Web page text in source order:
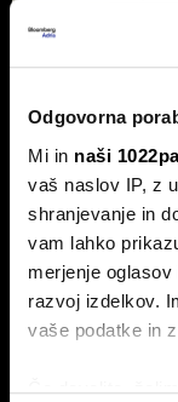
Odgovorna
Mi in naši
vaš naslov IP, z
shranjevanje in
vam lahko
merjenje
razvoj izdelkov.
vaše podatke in
Če dovolite,
Novi
preboj?
Petična znamka
napoveduje